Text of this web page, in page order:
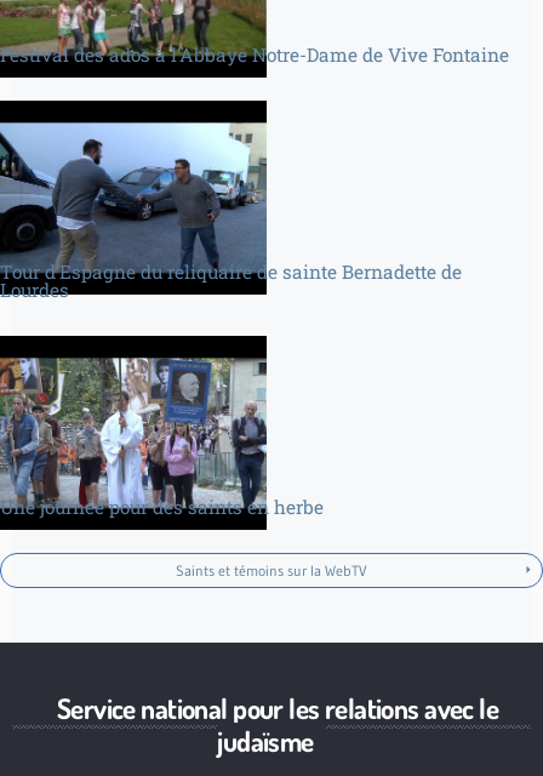
Festival des ados à l’Abbaye Notre-Dame de Vive Fontaine
Tour d’Espagne du reliquaire de sainte Bernadette de
Lourdes
Une journée pour des saints en herbe
Saints et témoins sur la WebTV
Service national pour les relations avec le
judaïsme